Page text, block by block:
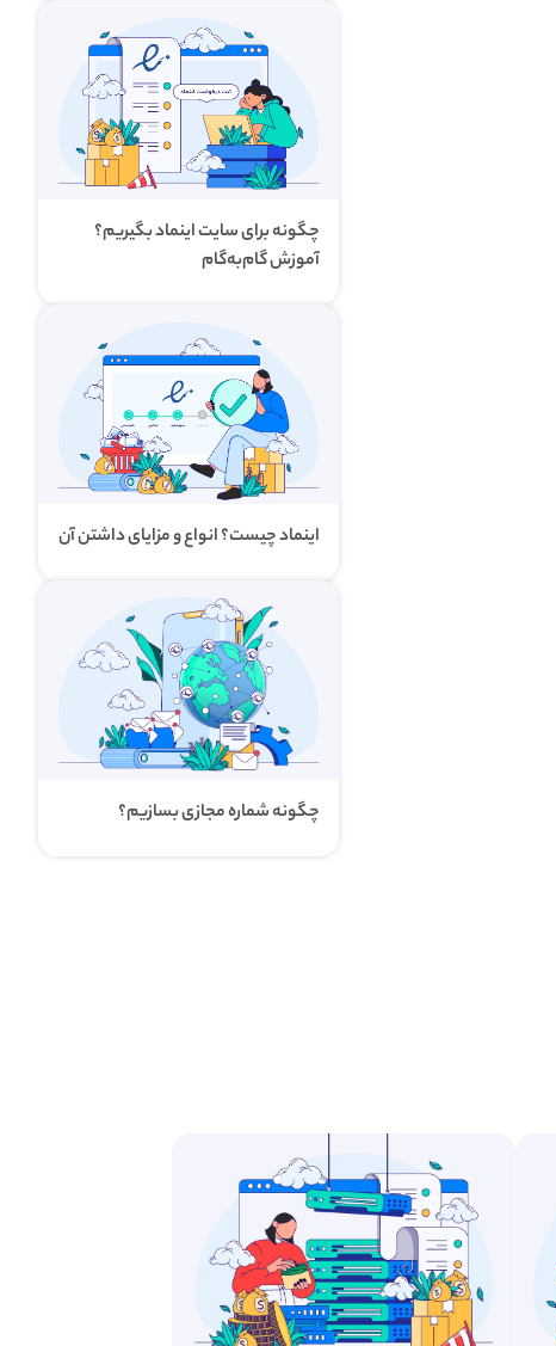
چگونه برای سایت اینماد بگیریم؟
آموزش گام‌به‌گام
اینماد چیست؟ انواع و مزایای داشتن آن
چگونه شماره مجازی بسازیم؟